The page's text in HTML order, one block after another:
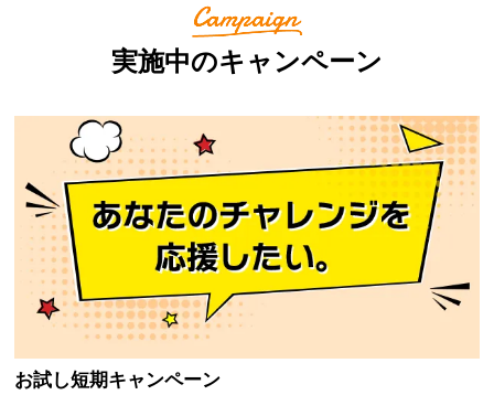
実施中のキャンペーン
お試し短期キャンペーン